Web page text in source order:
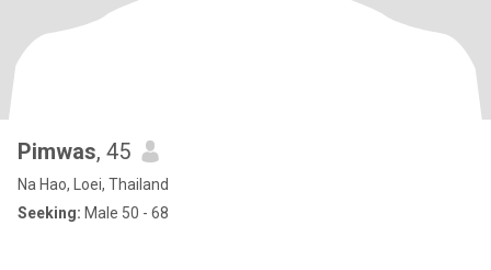
Pimwas, 45
Na Hao, Loei, Thailand
Seeking: Male 50 - 68